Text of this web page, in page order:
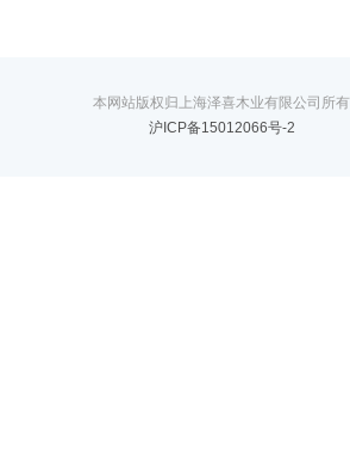
本网站版权归上海泽喜木业有限公司所有
沪ICP备15012066号-2